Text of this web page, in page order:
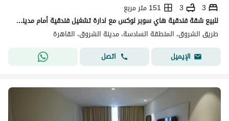
3
3
151 متر مربع
للبيع شقة فندقية هاي سوبر لوكس مع ادارة تشغيل فندقية أمام مدينتي مباشرة علي طريق مصر اسماعيلية الشروق
طريق الشروق، المنطقة السادسة، مدينة الشروق، القاهرة
الإيميل
اتصل